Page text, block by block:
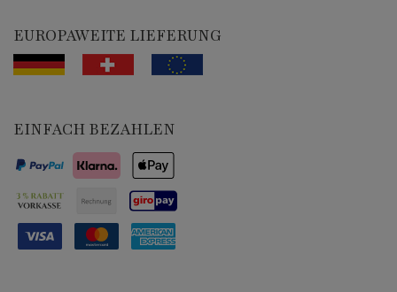
EUROPAWEITE LIEFERUNG
EINFACH BEZAHLEN